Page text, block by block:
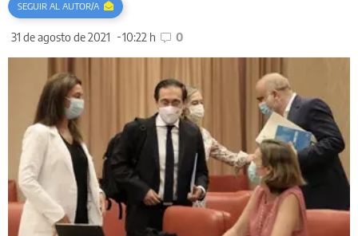
31 de agosto de 2021 10:22 h 0
SEGUIR AL AUTOR/A